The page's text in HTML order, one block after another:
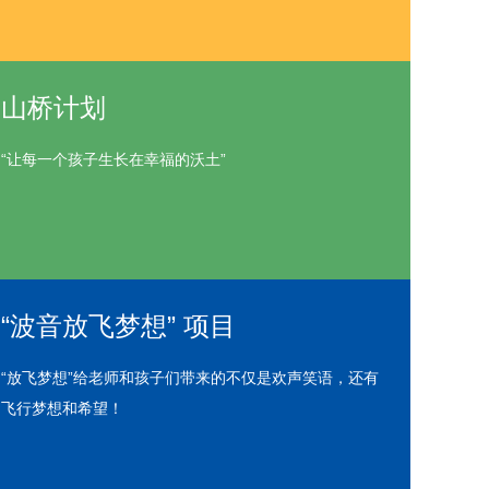
山桥计划
“让每一个孩子生长在幸福的沃土”
“波音放飞梦想” 项目
“放飞梦想”给老师和孩子们带来的不仅是欢声笑语，还有
飞行梦想和希望！